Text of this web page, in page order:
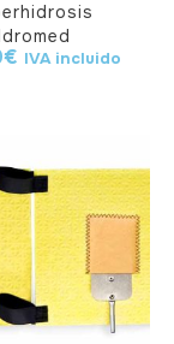
€ IVA incluido